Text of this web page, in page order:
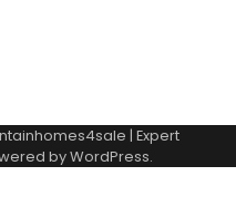
| Expert
byWordPress.